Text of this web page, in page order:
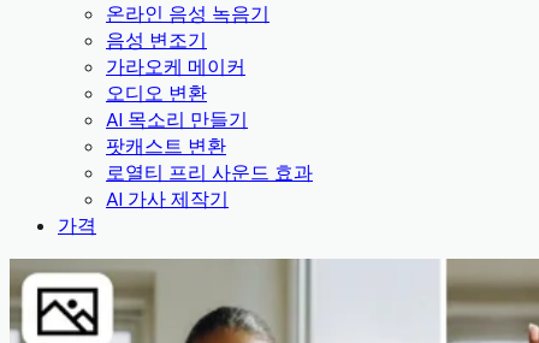
온라인 음성 녹음기
음성 변조기
가라오케 메이커
오디오 변환
AI 목소리 만들기
팟캐스트 변환
로열티 프리 사운드 효과
AI 가사 제작기
가격